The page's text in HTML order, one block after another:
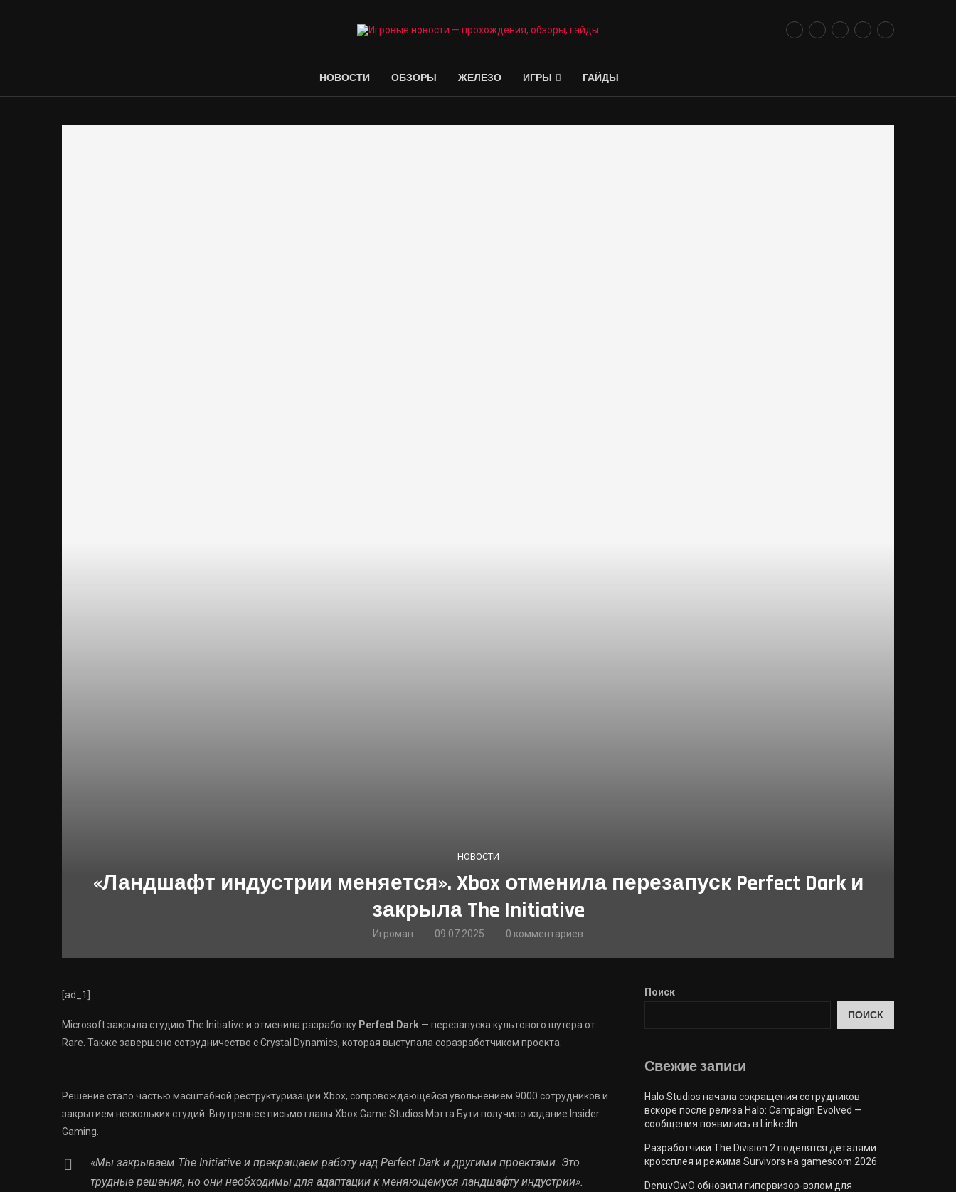
НОВОСТИ ОБЗОРЫ ЖЕЛЕЗО ИГРЫ ГАЙДЫ
НОВОСТИ
«Ландшафт индустрии меняется». Xbox отменила перезапуск Perfect Dark и
закрыла The Initiative
Игроман 09.07.2025 0 комментариев
[ad_1]
Microsoft закрыла студию The Initiative и отменила разработку Perfect Dark — перезапуска культового шутера от
Rare. Также завершено сотрудничество с Crystal Dynamics, которая выступала соразработчиком проекта.
Решение стало частью масштабной реструктуризации Xbox, сопровождающейся увольнением 9000 сотрудников и
закрытием нескольких студий. Внутреннее письмо главы Xbox Game Studios Мэтта Бути получило издание Insider
Gaming.
«Мы закрываем The Initiative и прекращаем работу над Perfect Dark и другими проектами. Это
трудные решения, но они необходимы для адаптации к меняющемуся ландшафту индустрии».
Поиск
ПОИСК
Свежие запиcи
Halo Studios начала сокращения сотрудников
вскоре после релиза Halo: Campaign Evolved —
сообщения появились в LinkedIn
Разработчики The Division 2 поделятся деталями
кроссплея и режима Survivors на gamescom 2026
DenuvOwO обновили гипервизор-взлом для